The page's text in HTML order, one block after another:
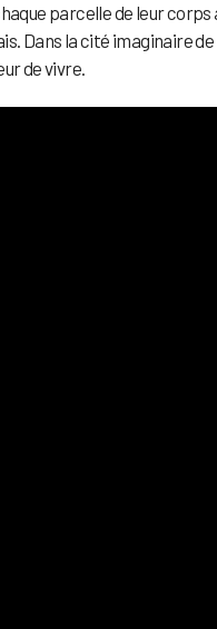
parcelle de leur
Dans la cité imaginaire de
de vivre.